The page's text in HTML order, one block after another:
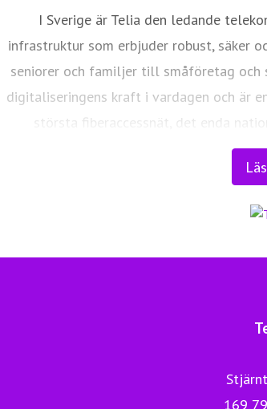
I Sverige är Telia den ledande
infrastruktur som erbjuder robust, säker
seniorer och familjer till småföretag och
digitaliseringens kraft i vardagen och är
största fiberaccessnät, det enda
världsklass skapar vi en enklare,
169